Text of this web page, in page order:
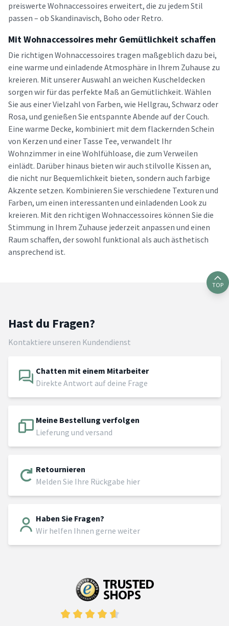
preiswerte Wohnaccessoires erweitert, die zu jedem Stil
passen – ob Skandinavisch, Boho oder Retro.
Mit Wohnaccessoires mehr Gemütlichkeit schaffen
Die richtigen Wohnaccessoires tragen maßgeblich dazu bei,
eine warme und einladende Atmosphäre in Ihrem Zuhause zu
kreieren. Mit unserer Auswahl an weichen Kuscheldecken
sorgen wir für das perfekte Maß an Gemütlichkeit. Wählen
Sie aus einer Vielzahl von Farben, wie Hellgrau, Schwarz oder
Rosa, und genießen Sie entspannte Abende auf der Couch.
Eine warme Decke, kombiniert mit dem flackernden Schein
von Kerzen und einer Tasse Tee, verwandelt Ihr
Wohnzimmer in eine Wohlfühloase, die zum Verweilen
einlädt. Darüber hinaus bieten wir auch stilvolle Kissen an,
die nicht nur Bequemlichkeit bieten, sondern auch farbige
Akzente setzen. Kombinieren Sie verschiedene Texturen und
Farben, um einen interessanten und einladenden Look zu
kreieren. Mit den richtigen Wohnaccessoires können Sie die
Stimmung in Ihrem Zuhause jederzeit anpassen und einen
Raum schaffen, der sowohl funktional als auch ästhetisch
ansprechend ist.
TOP
Hast du Fragen?
Kontaktiere unseren Kundendienst
Chatten mit einem Mitarbeiter
Direkte Antwort auf deine Frage
Meine Bestellung verfolgen
Lieferung und versand
Retournieren
Melden Sie Ihre Rückgabe hier
Haben Sie Fragen?
Wir helfen Ihnen gerne weiter